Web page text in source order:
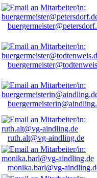
ruth.alt@vg-aindling.de
monika.barl@vg-